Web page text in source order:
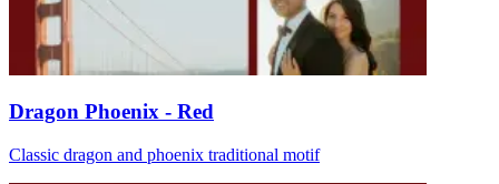
Dragon Phoenix - Red
Classic dragon and phoenix traditional motif